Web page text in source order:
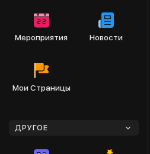
Мероприятия Новости
Мои Страницы
ДРУГОЕ